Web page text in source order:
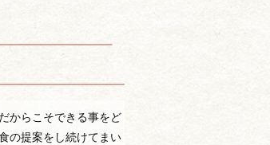
からこそできる事をど
の提案をし続けてまい